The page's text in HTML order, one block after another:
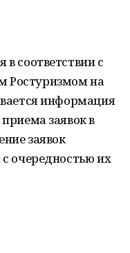
соответствии с
Ростуризмом на
информация
заявок в
заявок
с очередностью их